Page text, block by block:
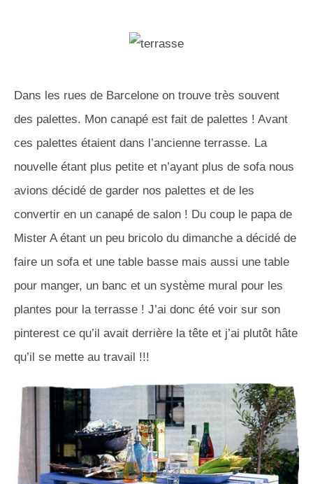
Dans les rues de Barcelone on trouve très souvent
des palettes. Mon canapé est fait de palettes ! Avant
ces palettes étaient dans l’ancienne terrasse. La
nouvelle étant plus petite et n’ayant plus de sofa nous
avions décidé de garder nos palettes et de les
convertir en un canapé de salon ! Du coup le papa de
Mister A étant un peu bricolo du dimanche a décidé de
faire un sofa et une table basse mais aussi une table
pour manger, un banc et un système mural pour les
plantes pour la terrasse ! J’ai donc été voir sur son
pinterest ce qu’il avait derrière la tête et j’ai plutôt hâte
qu’il se mette au travail !!!